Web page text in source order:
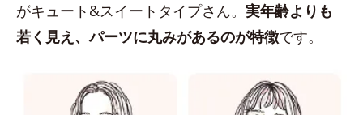
がキュート&スイートタイプさん。 実年齢よりも
若く見え、パーツに丸みがあるのが特徴です。